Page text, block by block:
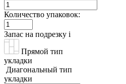
Количество упаковок:
Запас на подрезку i
Прямой тип
укладки
Диагональный тип
укладки